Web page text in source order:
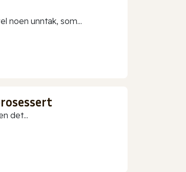
noen unntak, som...
det...